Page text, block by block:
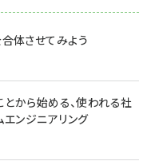
体させてみよう
とから始める、使われる社
ンジニアリング